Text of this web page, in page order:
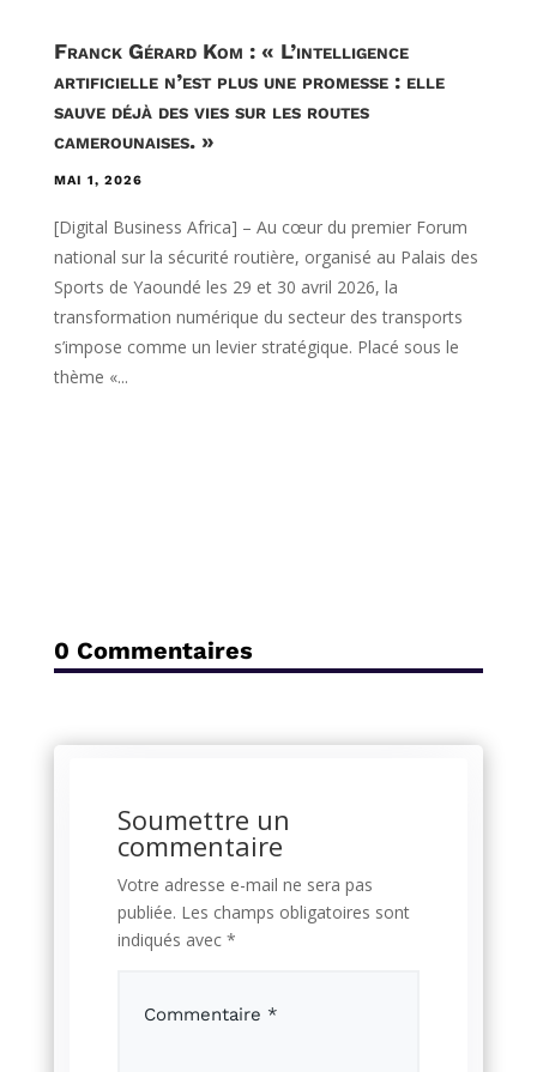
Franck Gérard Kom : « L’intelligence
artificielle n’est plus une promesse : elle
sauve déjà des vies sur les routes
camerounaises. »
MAI 1, 2026
[Digital Business Africa] – Au cœur du premier Forum
national sur la sécurité routière, organisé au Palais des
Sports de Yaoundé les 29 et 30 avril 2026, la
transformation numérique du secteur des transports
s’impose comme un levier stratégique. Placé sous le
thème «...
0 Commentaires
Soumettre un
commentaire
Votre adresse e-mail ne sera pas
publiée. Les champs obligatoires sont
indiqués avec *